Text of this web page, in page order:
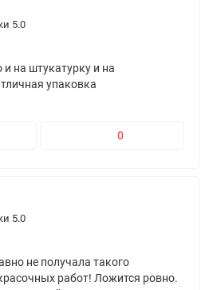
5.0
на штукатурку и на
упаковка
0
5.0
не получала такого
работ! Ложится ровно.